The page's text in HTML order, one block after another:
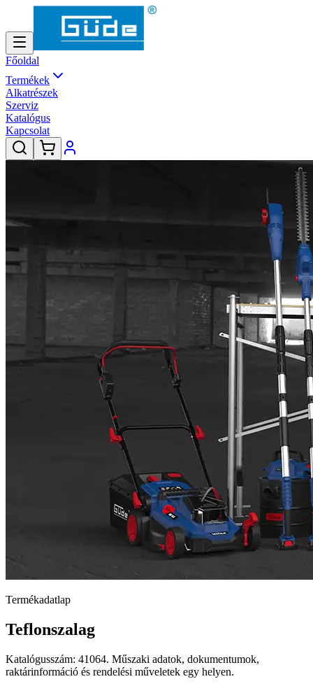
Főoldal
Termékek
Alkatrészek
Szerviz
Katalógus
Kapcsolat
Termékadatlap
Teflonszalag
Katalógusszám: 41064. Műszaki adatok, dokumentumok,
raktárinformáció és rendelési műveletek egy helyen.